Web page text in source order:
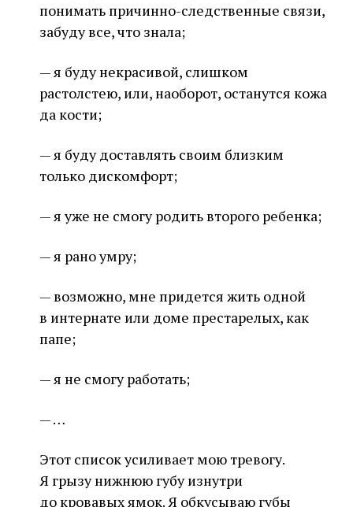
понимать причинно-следственные связи,
забуду все, что знала;
— я буду некрасивой, слишком
растолстею, или, наоборот, останутся кожа
да кости;
— я буду доставлять своим близким
только дискомфорт;
— я уже не смогу родить второго ребенка;
— я рано умру;
— возможно, мне придется жить одной
в интернате или доме престарелых, как
папе;
— я не смогу работать;
— …
Этот список усиливает мою тревогу.
Я грызу нижнюю губу изнутри
до кровавых ямок. Я обкусываю губы